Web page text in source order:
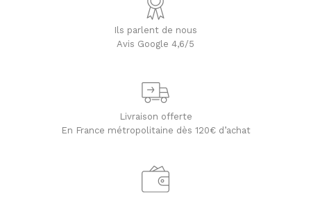
Ils parlent de nous
Avis Google 4,6/5
Livraison offerte
En France métropolitaine dès 120€ d’achat